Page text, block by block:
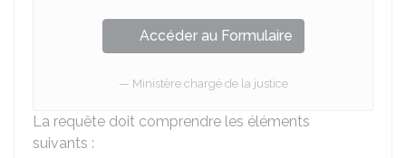
Accéder au Formulaire
Ministère chargé de la justice
La requête doit comprendre les éléments
suivants :